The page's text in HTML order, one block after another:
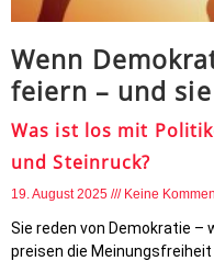
Wenn
feiern – und
Was ist los mit
und Steinruck?
19. August 2025 Keine
Sie reden von Demokratie –
preisen die